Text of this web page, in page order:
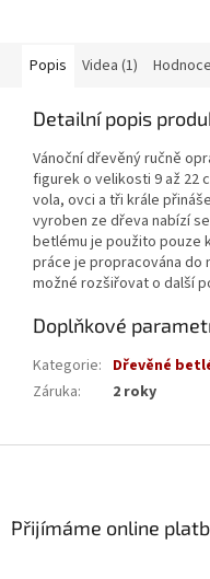
Popis Videa (1)
Detailní popis
Vánoční dřevěný ručně
figurek o velikosti 9 až 22
vola, ovci a tři krále
vyroben ze dřeva nabízí
betlému je použito pouze
práce je propracována do
možné rozšiřovat o další
Doplňkové
Kategorie: Dřevěné
Záruka: 2 roky
Přijímáme online